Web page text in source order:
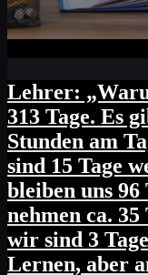
Lehrer:
313 Tage. Es
Stunden am
sind 15 Tage
bleiben uns
nehmen ca.
wir sind 3
Lernen, aber